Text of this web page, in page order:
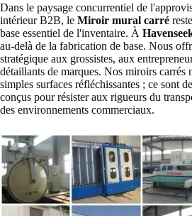
Dans le paysage concurrentiel de
intérieur B2B, le Miroir mural carré
base essentiel de l'inventaire. À
au-delà de la fabrication de base. Nous
stratégique aux grossistes, aux
détaillants de marques. Nos miroirs carrés
simples surfaces réfléchissantes ; ce sont
conçus pour résister aux rigueurs du
des environnements commerciaux.